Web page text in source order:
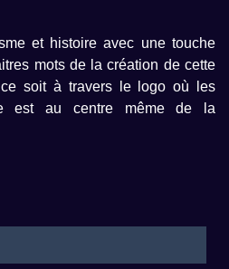
et histoire avec une touche
mots de la création de cette
soit à travers le logo où les
est au centre même de la